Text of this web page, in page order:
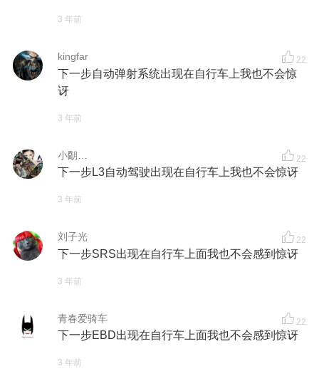
3 年前
kingfar 22
下一步自动弹射系统出现在自行车上我也不会惊
讶
3 年前
小朙… 22
下一步L3自动驾驶出现在自行车上我也不会惊讶
3 年前
刘子光 22
下一步SRS出现在自行车上面我也不会感到惊讶
3 年前
青春爱骑车 22
下一步EBD出现在自行车上面我也不会感到惊讶
3 年前